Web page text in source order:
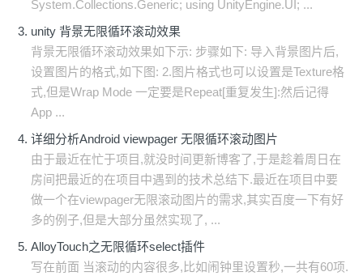
System.Collections.Generic; using UnityEngine.UI; ...
unity 背景无限循环滚动效果
背景无限循环滚动效果如下示: 步骤如下: 导入背景图片后,
设置图片的格式,如下图: 2.图片格式也可以设置是Texture格
式,但是Wrap Mode 一定要是Repeat[重复发生]:然后记得
App ...
详细分析Android viewpager 无限循环滚动图片
由于最近在忙于项目,就没时间更新博客了,于是趁着周日在
房间把最近的在项目中遇到的技术总结下.最近在项目中要
做一个在viewpager无限滚动图片的需求,其实百度一下有好
多的例子,但是大部分虽然实现了, ...
AlloyTouch之无限循环select插件
写在前面 当滚动的内容很多,比如闹钟里设置秒,一共有60项.